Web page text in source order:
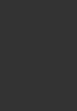
リタイプ
リタイプ